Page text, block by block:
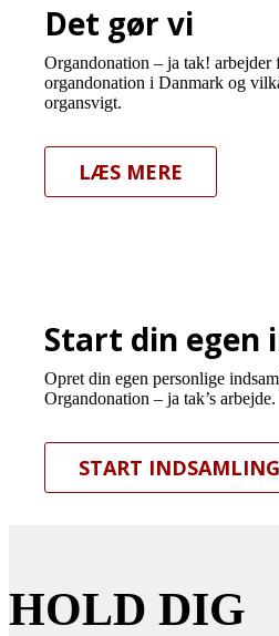
Det gør vi
Organdonation – ja tak! arbejder
organdonation i Danmark og
organsvigt.
LÆS MERE
Start din egen
Opret din egen personlige
Organdonation – ja tak’s arbejde.
START INDSAMLING
HOLD DIG